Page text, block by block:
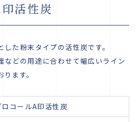
活性炭
た粉末タイプの活性炭です。
などの用途に合わせて幅広いライン
ます。
ロコールA印活性炭